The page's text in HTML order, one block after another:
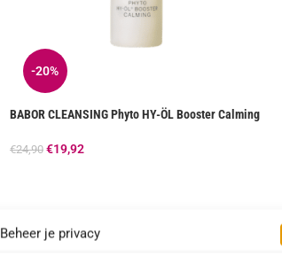
Beheer je privacy
-20%
BABOR CLEANSING Phyto HY-ÖL Booster Calming
€24,90 €19,92